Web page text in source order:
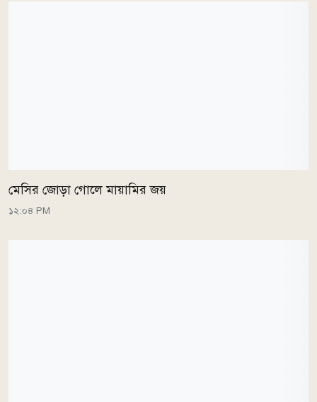
মেসির জোড়া গোলে মায়ামির জয়
১২:০৪ PM